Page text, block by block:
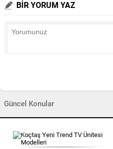
BİR YORUM YAZ
Güncel Konular